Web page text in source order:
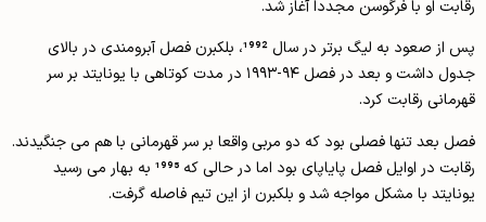
رقابت او با فرگوسن مجددا آغاز شد.
پس از صعود به لیگ برتر در سال 1992، بلکبرن فصل آبرومندی در بالای
جدول داشت و بعد در فصل ۹۴-۱۹۹۳ در مدت کوتاهی با یونایتد بر سر
قهرمانی رقابت کرد.
فصل بعد تنها فصلی بود که دو مربی واقعا بر سر قهرمانی با هم می جنگیدند.
رقابت در اوایل فصل پایاپای بود اما در حالی که 1995 به بهار می رسید
یونایتد با مشکل مواجه شد و بلکبرن از این تیم فاصله گرفت.